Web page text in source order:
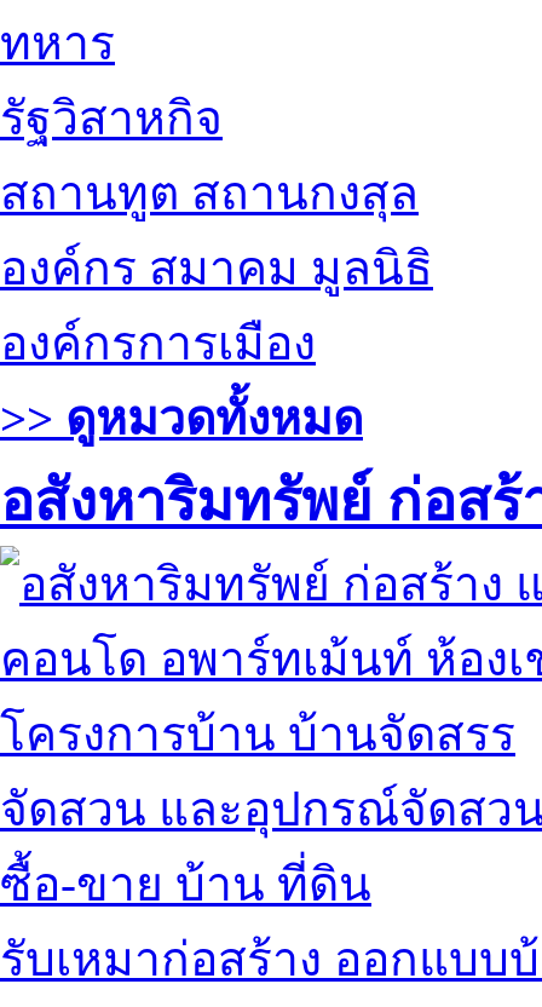
ทหาร
รัฐวิสาหกิจ
สถานทูต สถานกงสุล
องค์กร สมาคม มูลนิธิ
องค์กรการเมือง
>> ดูหมวดทั้งหมด
อสังหาริมทรัพย์ ก่อส
คอนโด อพาร์ทเม้นท์ ห้องเ
โครงการบ้าน บ้านจัดสรร
จัดสวน และอุปกรณ์จัดสว
ซื้อ-ขาย บ้าน ที่ดิน
รับเหมาก่อสร้าง ออกแบบ